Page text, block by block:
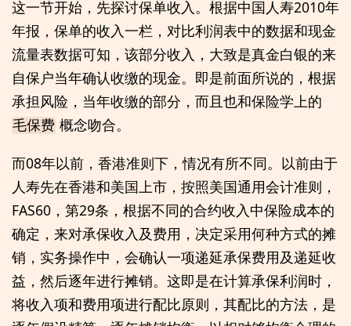
这一节开始，先探讨保单收入。根据中国人寿2010年
年报，保单的收入一栏，对比利润表中的数据和现金
流量表数据可知，该部分收入，大致是真金白银的来
自保户当年确认收缴的现金。即是前面所说的，根据
承担风险，当年收缴的部分，而且也和保险学上的
毛保费 概念吻合。
而08年以前，香港准则下，情况有所不同。以前由于
人寿先在香港和美国上市，按照美国通用会计准则，
FAS60，第29条，根据不同的合约收入中保险成本的
确定，来对承保收入及费用，决定采用何种方式的摊
销，实务操作中，会确认一项递延承保费用及递延收
益，然后逐年进行摊销。这即是在计算承保利润时，
将收入项和费用项进行配比原则，其配比的方法，是